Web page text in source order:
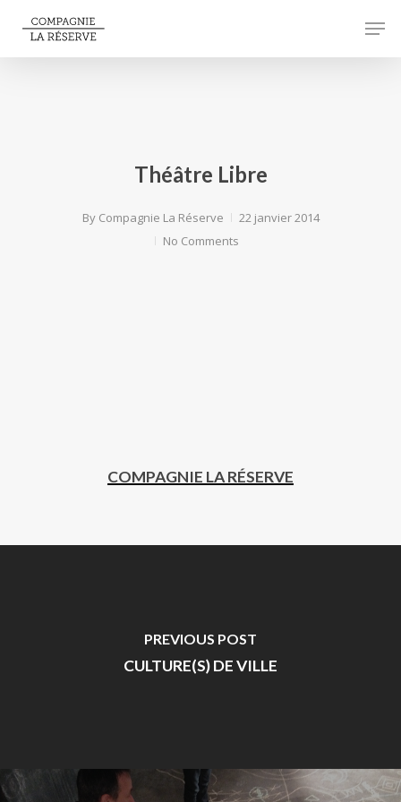
main
Théâtre Libre
By Compagnie La Réserve
22 janvier 2014
No Comments
COMPAGNIE LA RÉSERVE
PREVIOUS POST
CULTURE(S) DE VILLE
Close